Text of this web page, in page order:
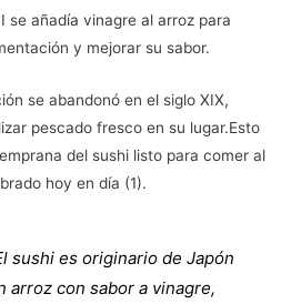
se añadía vinagre al arroz para
y mejorar su sabor.
se abandonó en el siglo XIX,
pescado fresco en su lugar.Esto
del sushi listo para comer al
hoy en día (1).
sushi es originario de Japón
arroz con sabor a vinagre,